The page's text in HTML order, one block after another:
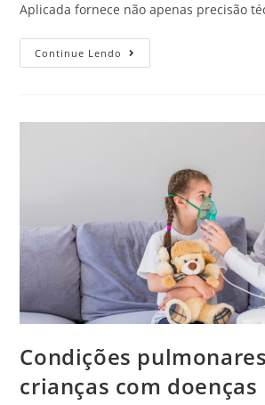
Aplicada fornece não apenas precisão
Continue Lendo
Condições
crianças com doenças